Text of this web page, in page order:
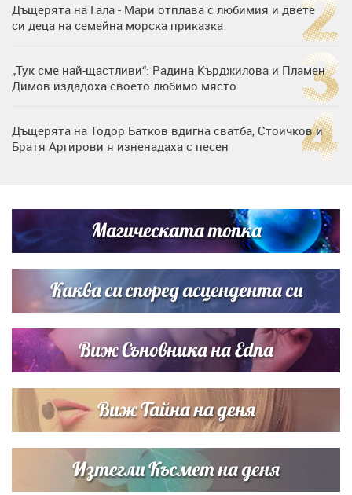
Дъщерята на Гала - Мари отплава с любимия и двете
си деца на семейна морска приказка
„Тук сме най-щастливи“: Радина Кърджилова и Пламен
Димов издадоха своето любимо място
Дъщерята на Тодор Батков вдигна сватба, Стоичков и
Братя Аргирови я изненадаха с песен
Списъкът е ясен: Джей Ло и Риана във ВИП гостите на
сватбата на Роналдо
Магическата топка
Каква си според асцендента си
Виж Съновника на Edna
Виж Тайна на деня
Изтегли Късмет на деня